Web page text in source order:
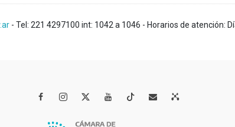
- Tel: 221 4297100 int: 1042 a 1046 - Horarios de atención:
   